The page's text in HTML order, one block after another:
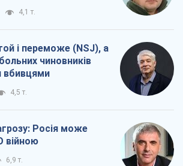
4,1 т.
і переможе (NSJ), а
чиновників
вбивцями
4,5 т.
Росія може
війною
6,9 т.